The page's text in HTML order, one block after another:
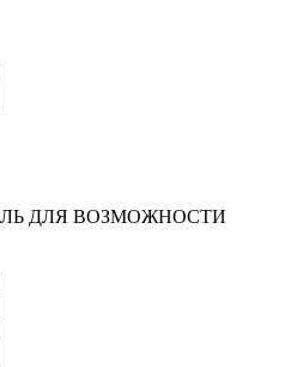
ДЛЯ ВОЗМОЖНОСТИ